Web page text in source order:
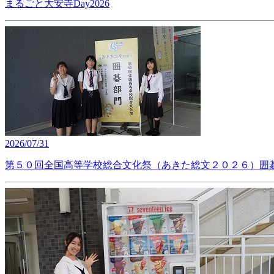
まるごと大安寺Day2026
2026/07/31
第５０回全国高等学校総合文化祭（あきた総文２０２６）囲